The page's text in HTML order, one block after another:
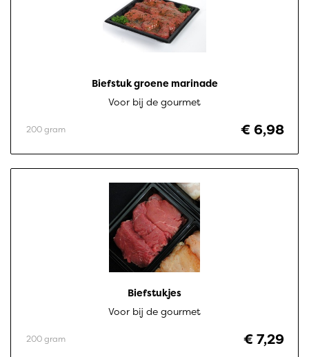
Biefstuk groene marinade
Voor bij de gourmet
€ 6,98
200 gram
Biefstukjes
Voor bij de gourmet
€ 7,29
200 gram